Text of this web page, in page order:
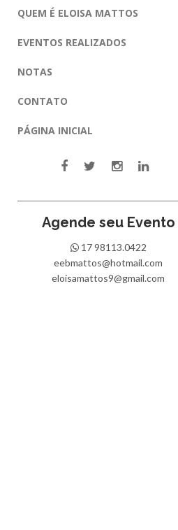
QUEM É ELOISA MATTOS
EVENTOS REALIZADOS
NOTAS
CONTATO
PÁGINA INICIAL
Agende seu Evento
17 98113.0422
eebmattos@hotmail.com
eloisamattos9@gmail.com